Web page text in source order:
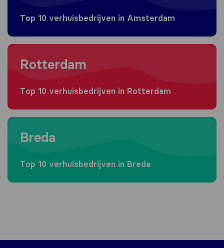
Top 10 verhuisbedrijven in Amsterdam
Moving to Rotterdam
Rotterdam
Top 10 verhuisbedrijven in Rotterdam
Moving to Breda
Breda
Top 10 verhuisbedrijven in Breda